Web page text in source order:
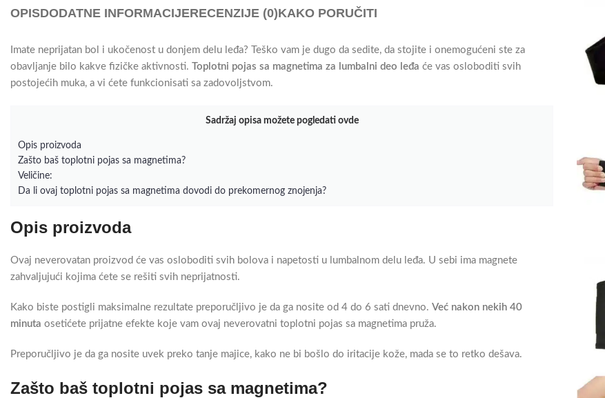
OPISDODATNE INFORMACIJERECENZIJE (0)KAKO PORUČITI
Imate neprijatan bol i ukočenost u donjem delu leđa? Teško vam je dugo da sedite, da stojite i onemogućeni ste za
obavljanje bilo kakve fizičke aktivnosti. Toplotni pojas sa magnetima za lumbalni deo leđa će vas osloboditi svih
postojećih muka, a vi ćete funkcionisati sa zadovoljstvom.
Sadržaj opisa možete pogledati ovde
Opis proizvoda
Zašto baš toplotni pojas sa magnetima?
Veličine:
Da li ovaj toplotni pojas sa magnetima dovodi do prekomernog znojenja?
Opis proizvoda
Ovaj neverovatan proizvod će vas osloboditi svih bolova i napetosti u lumbalnom delu leđa. U sebi ima magnete
zahvaljujući kojima ćete se rešiti svih neprijatnosti.
Kako biste postigli maksimalne rezultate preporučljivo je da ga nosite od 4 do 6 sati dnevno. Već nakon nekih 40
minuta osetićete prijatne efekte koje vam ovaj neverovatni toplotni pojas sa magnetima pruža.
Preporučljivo je da ga nosite uvek preko tanje majice, kako ne bi bošlo do iritacije kože, mada se to retko dešava.
Zašto baš toplotni pojas sa magnetima?